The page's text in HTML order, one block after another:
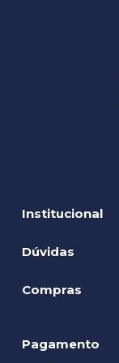
Institucional
Dúvidas
Compras
Pagamento